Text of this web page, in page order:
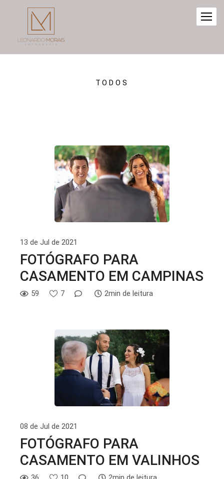
TODOS
13 de Jul de 2021
FOTÓGRAFO PARA
CASAMENTO EM CAMPINAS
59 7 2min de leitura
08 de Jul de 2021
FOTÓGRAFO PARA
CASAMENTO EM VALINHOS